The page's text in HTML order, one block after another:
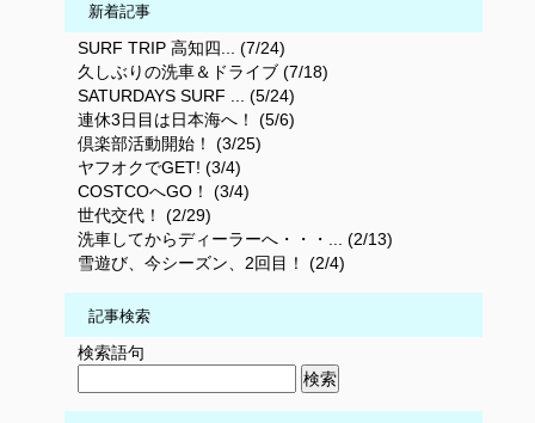
新着記事
SURF TRIP 高知四... (7/24)
久しぶりの洗車＆ドライブ (7/18)
SATURDAYS SURF ... (5/24)
連休3日目は日本海へ！ (5/6)
倶楽部活動開始！ (3/25)
ヤフオクでGET! (3/4)
COSTCOへGO！ (3/4)
世代交代！ (2/29)
洗車してからディーラーへ・・・... (2/13)
雪遊び、今シーズン、2回目！ (2/4)
記事検索
検索語句